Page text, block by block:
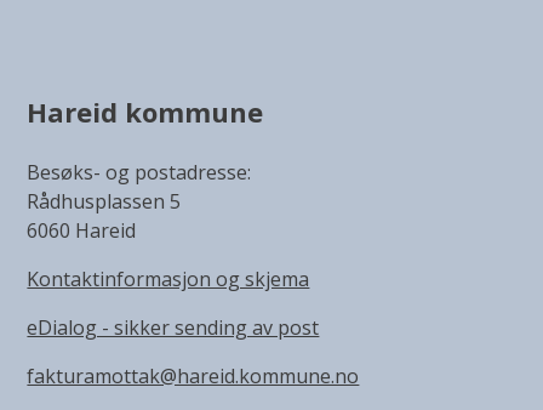
Hareid kommune
Besøks- og postadresse:
Rådhusplassen 5
6060 Hareid
Kontaktinformasjon og skjema
eDialog - sikker sending av post
fakturamottak@hareid.kommune.no